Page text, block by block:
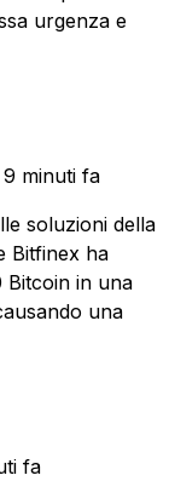
urgenza e
9 minuti fa
soluzioni della
Bitfinex ha
Bitcoin in una
una
fa